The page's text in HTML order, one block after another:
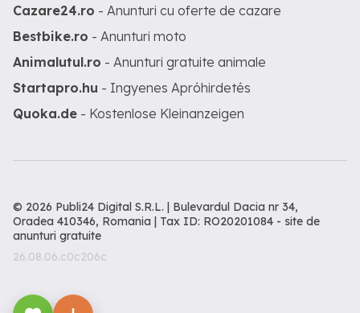
Cazare24.ro - Anunturi cu oferte de cazare
Bestbike.ro - Anunturi moto
Animalutul.ro - Anunturi gratuite animale
Startapro.hu - Ingyenes Apróhirdetés
Quoka.de - Kostenlose Kleinanzeigen
© 2026 Publi24 Digital S.R.L. | Bulevardul Dacia nr 34,
Oradea 410346, Romania | Tax ID: RO20201084 - site de
anunturi gratuite
26.08.06.c0c206c